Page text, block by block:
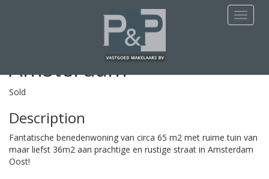
Bankastraat 39 A
Amsterdam
Sold
Description
Fantatische benedenwoning van circa 65 m2 met ruime tuin van
maar liefst 36m2 aan prachtige en rustige straat in Amsterdam
Oost!